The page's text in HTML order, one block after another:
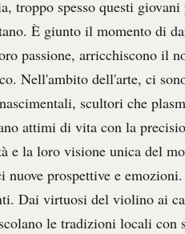
troppo spesso questi
È giunto il momento di
passione, arricchiscono il
Nell'ambito dell'arte, ci
scultori che
attimi di vita con la
e la loro visione unica del
nuove prospettive e
Dai virtuosi del violino ai
le tradizioni locali con